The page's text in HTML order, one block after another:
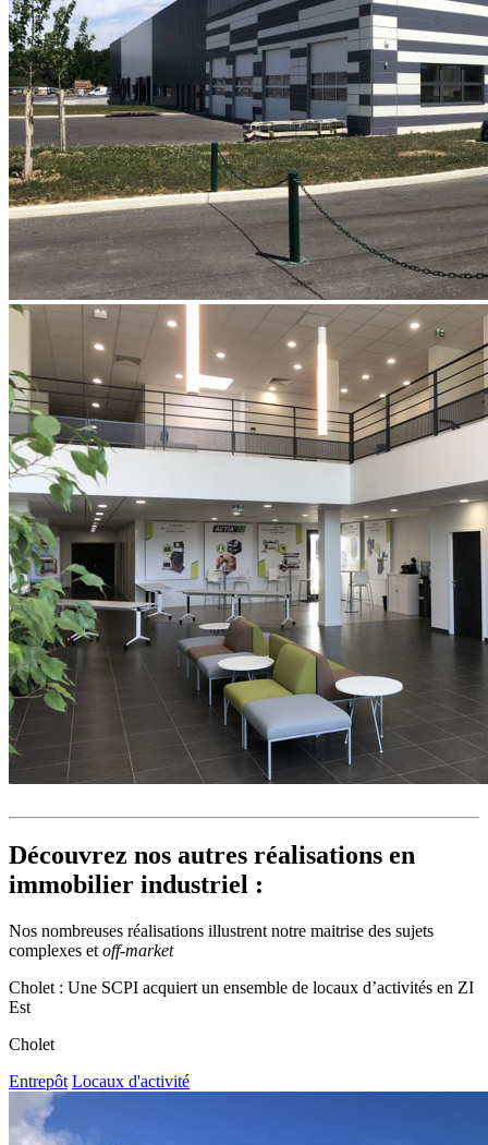
Découvrez nos autres réalisations en
immobilier industriel :
Nos nombreuses réalisations illustrent notre maitrise des sujets
complexes et off-market
Cholet : Une SCPI acquiert un ensemble de locaux d’activités en ZI
Est
Cholet
Entrepôt Locaux d'activité